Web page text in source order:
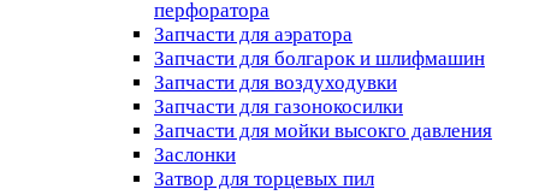
перфоратора
Запчасти для аэратора
Запчасти для болгарок и шлифмашин
Запчасти для воздуходувки
Запчасти для газонокосилки
Запчасти для мойки высокго давления
Заслонки
Затвор для торцевых пил